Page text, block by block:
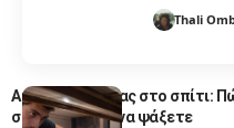
Thali
Αυγά κατσαρίδας στο σπίτι:
σημεία πρέπει να ψάξετε